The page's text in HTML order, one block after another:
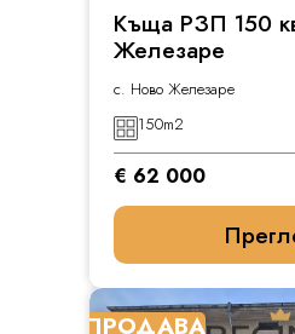
Къща РЗП 150
Железаре
с. Ново Железаре
150m2
€ 62 000
ПРОДАВА